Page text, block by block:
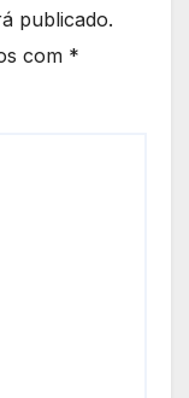
publicado.
com *